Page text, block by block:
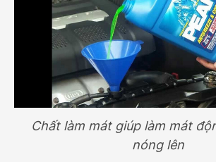
Chất làm mát giúp làm mát
nóng lên